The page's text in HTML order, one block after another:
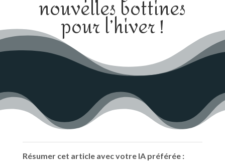
nouvelles bottines
pour l’hiver !
Résumer cet article avec votre IA préférée :